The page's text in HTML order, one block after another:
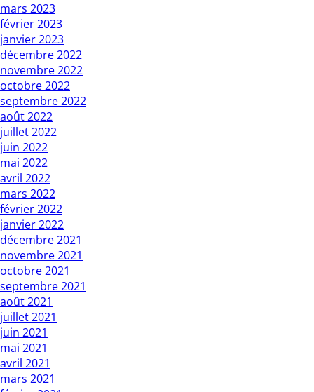
mars 2023
février 2023
janvier 2023
décembre 2022
novembre 2022
octobre 2022
septembre 2022
août 2022
juillet 2022
juin 2022
mai 2022
avril 2022
mars 2022
février 2022
janvier 2022
décembre 2021
novembre 2021
octobre 2021
septembre 2021
août 2021
juillet 2021
juin 2021
mai 2021
avril 2021
mars 2021